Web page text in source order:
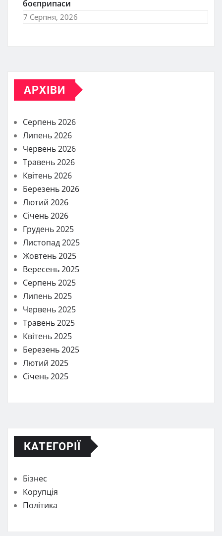
боєприпаси
7 Серпня, 2026
АРХІВИ
Серпень 2026
Липень 2026
Червень 2026
Травень 2026
Квітень 2026
Березень 2026
Лютий 2026
Січень 2026
Грудень 2025
Листопад 2025
Жовтень 2025
Вересень 2025
Серпень 2025
Липень 2025
Червень 2025
Травень 2025
Квітень 2025
Березень 2025
Лютий 2025
Січень 2025
КАТЕГОРІЇ
Бізнес
Корупція
Політика